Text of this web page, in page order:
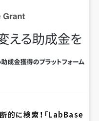
的に検索！「LabBase